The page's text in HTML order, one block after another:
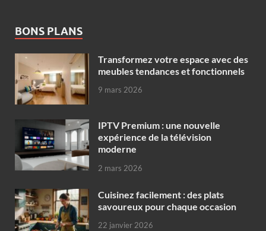
BONS PLANS
Transformez votre espace avec des
meubles tendances et fonctionnels
9 mars 2026
IPTV Premium : une nouvelle
expérience de la télévision
moderne
2 mars 2026
Cuisinez facilement : des plats
savoureux pour chaque occasion
22 janvier 2026